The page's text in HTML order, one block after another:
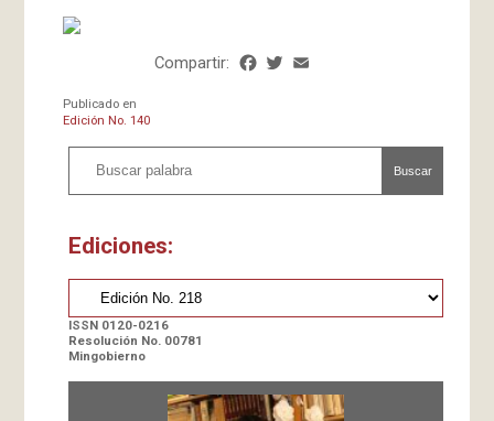
Compartir: Facebook
Twitter
Publicado en
Edición No. 140
Buscar
Ediciones:
ISSN 0120-0216
Resolución No. 00781
Mingobierno